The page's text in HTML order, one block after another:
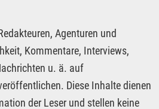
Agenturen und
Kommentare, Interviews,
u. ä. auf
Diese Inhalte dienen
der Leser und stellen keine